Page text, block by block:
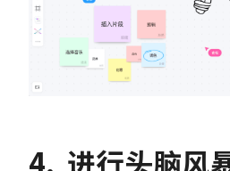
4. 进行头脑风